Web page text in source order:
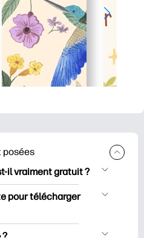
posées
il vraiment gratuit ?
de 2500
gratuits à
Découvrez
des
pour télécharger
imprimer sans